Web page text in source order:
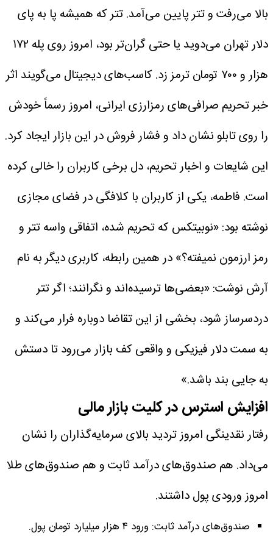
بالا می‌رفت و تتر پایین می‌آمد. تتر که همیشه پا به پای
دلار تهران می‌دوید یا حتی گران‌تر بود، امروز روی پله ۱۷۲
هزار و ۷۰۰ تومان ترمز زد.
کاسب‌های دیجیتال می‌گویند اثر
خبر تحریم صرافی‌های رمزارزی ایرانی، امروز رسماً خودش
را روی تابلو نشان داد و فشار فروش در این بازار ایجاد کرد.
این شایعات و اخبار تحریم، دل برخی کاربران را خالی کرده
است. فاطمه، یکی از کاربران با کلافگی در فضای مجازی
نوشته بود: «نوبیتکس که تحریم شده، اتفاقی واسه تتر و
رمز ارزمون نمیفته؟» در همین رابطه، کاربری دیگر به نام
آرش نوشت: «بعضی‌ها ترسیده‌اند و نگرانند؛ اگر تتر
دردسرساز شود، بخشی از این تقاضا دوباره فرار می‌کند و
به سمت دلار فیزیکی و واقعی کف بازار می‌رود تا دستش
به جایی بند باشد.»
افزایش استرس در کلیت بازار مالی
رفتار نقدینگی امروز تردید بالای سرمایه‌گذاران را نشان
می‌داد. هم صندوق‌های درآمد ثابت و هم صندوق‌های طلا
امروز ورودی پول داشتند.
صندوق‌های درآمد ثابت: ورود ۴ هزار میلیارد تومان پول.